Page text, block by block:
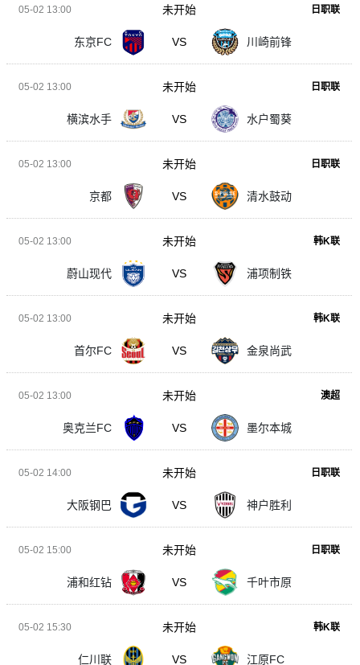
05-02 13:00 日职联
东京FC VS 川崎前锋
未开始
05-02 13:00 日职联
横滨水手 VS 水户蜀葵
未开始
05-02 13:00 日职联
京都 VS 清水鼓动
未开始
05-02 13:00 韩K联
蔚山现代 VS 浦项制铁
未开始
05-02 13:00 韩K联
首尔FC VS 金泉尚武
未开始
05-02 13:00 澳超
奥克兰FC VS 墨尔本城
未开始
05-02 14:00 日职联
大阪钢巴 VS 神户胜利
未开始
05-02 15:00 日职联
浦和红钻 VS 千叶市原
未开始
05-02 15:30 韩K联
仁川联 VS 江原FC
未开始